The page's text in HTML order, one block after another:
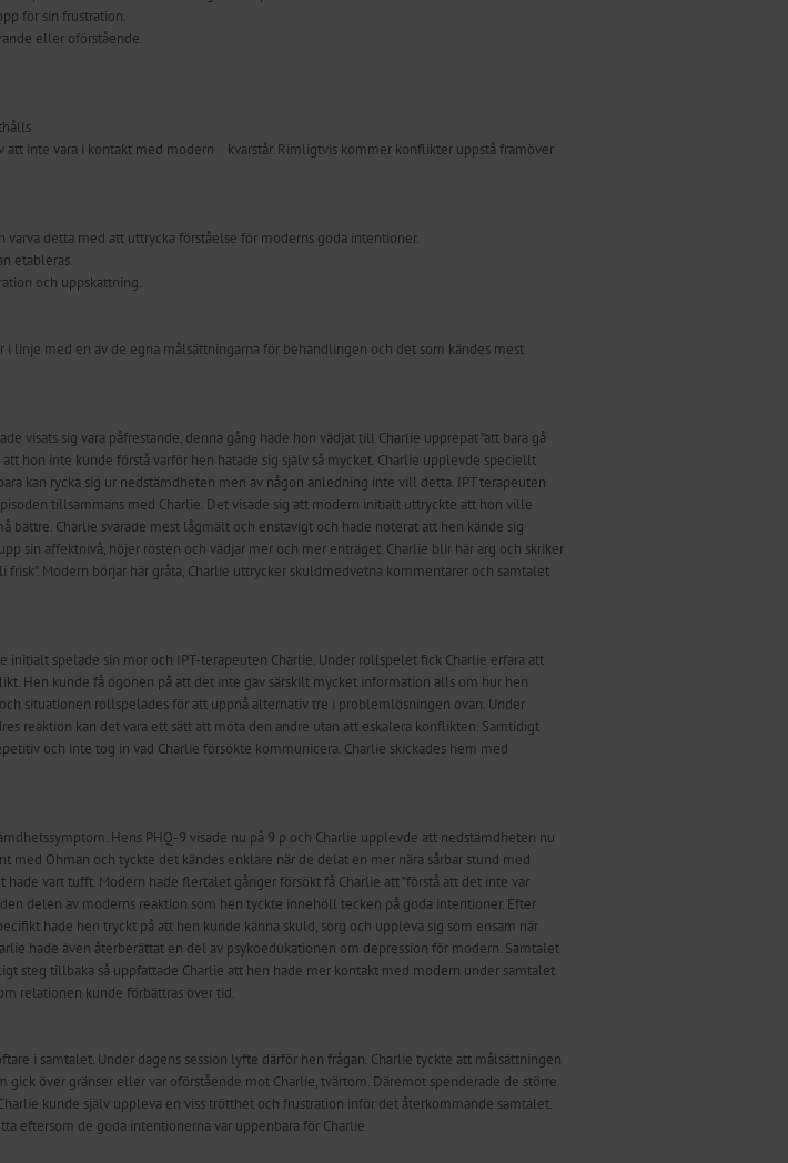
för sin frustration.
eller oförstående.
inte vara i kontakt med modern kvarstår. Rimligtvis kommer konflikter uppstå framöver
detta med att uttrycka förståelse för moderns goda intentioner.
etableras.
och uppskattning.
linje med en av de egna målsättningarna för behandlingen och det som kändes mest
visats sig vara påfrestande, denna gång hade hon vädjat till Charlie upprepat ”att bara gå
hon inte kunde förstå varför hen hatade sig själv så mycket. Charlie upplevde speciellt
kan rycka sig ur nedstämdheten men av någon anledning inte vill detta. IPT terapeuten
tillsammans med Charlie. Det visade sig att modern initialt uttryckte att hon ville
bättre. Charlie svarade mest lågmält och enstavigt och hade noterat att hen kände sig
sin affektnivå, höjer rösten och vädjar mer och mer enträget. Charlie blir här arg och skriker
Modern börjar här gråta, Charlie uttrycker skuldmedvetna kommentarer och samtalet
spelade sin mor och IPT-terapeuten Charlie. Under rollspelet fick Charlie erfara att
Hen kunde få ögonen på att det inte gav särskilt mycket information alls om hur hen
situationen rollspelades för att uppnå alternativ tre i problemlösningen ovan. Under
reaktion kan det vara ett sätt att möta den andre utan att eskalera konflikten. Samtidigt
och inte tog in vad Charlie försökte kommunicera. Charlie skickades hem med
Hens PHQ-9 visade nu på 9 p och Charlie upplevde att nedstämdheten nu
Ohman och tyckte det kändes enklare när de delat en mer nära sårbar stund med
vart tufft. Modern hade flertalet gånger försökt få Charlie att ”förstå att det inte var
delen av moderns reaktion som hen tyckte innehöll tecken på goda intentioner. Efter
hade hen tryckt på att hen kunde känna skuld, sorg och uppleva sig som ensam när
hade även återberättat en del av psykoedukationen om depression för modern. Samtalet
steg tillbaka så uppfattade Charlie att hen hade mer kontakt med modern under samtalet.
relationen kunde förbättras över tid.
i samtalet. Under dagens session lyfte därför hen frågan. Charlie tyckte att målsättningen
över gränser eller var oförstående mot Charlie, tvärtom. Däremot spenderade de större
kunde själv uppleva en viss trötthet och frustration inför det återkommande samtalet.
eftersom de goda intentionerna var uppenbara för Charlie.